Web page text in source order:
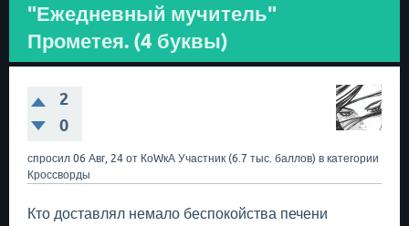
"Ежедневный мучитель"
Прометея. (4 буквы)
2
0
спросил 06 Авг, 24 от КоWкА Участник (6.7 тыс. баллов) в категории
Кроссворды
Кто доставлял немало беспокойства печени